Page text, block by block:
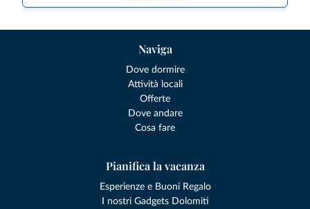
Naviga
Dove dormire
Attività locali
Offerte
Dove andare
Cosa fare
Pianifica la vacanza
Esperienze e Buoni Regalo
I nostri Gadgets Dolomiti